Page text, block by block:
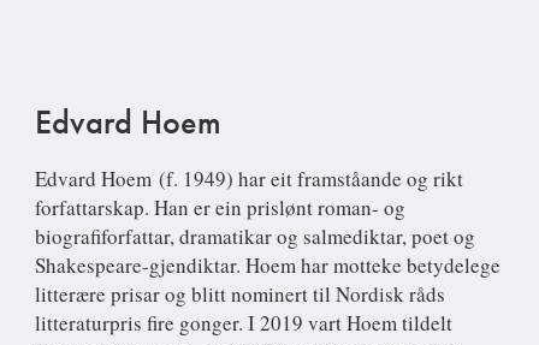
Edvard Hoem
Edvard Hoem (f. 1949) har eit framståande og rikt
forfattarskap. Han er ein prislønt roman- og
biografiforfattar, dramatikar og salmediktar, poet og
Shakespeare-gjendiktar. Hoem har motteke betydelege
litterære prisar og blitt nominert til Nordisk råds
litteraturpris fire gonger. I 2019 vart Hoem tildelt